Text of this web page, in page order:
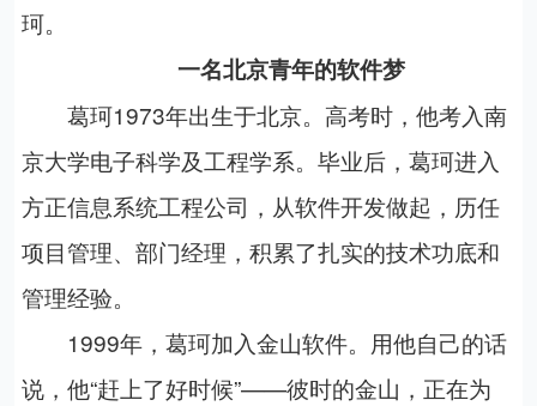
珂。
一名北京青年的软件梦
葛珂1973年出生于北京。高考时，他考入南
京大学电子科学及工程学系。毕业后，葛珂进入
方正信息系统工程公司，从软件开发做起，历任
项目管理、部门经理，积累了扎实的技术功底和
管理经验。
1999年，葛珂加入金山软件。用他自己的话
说，他“赶上了好时候”——彼时的金山，正在为